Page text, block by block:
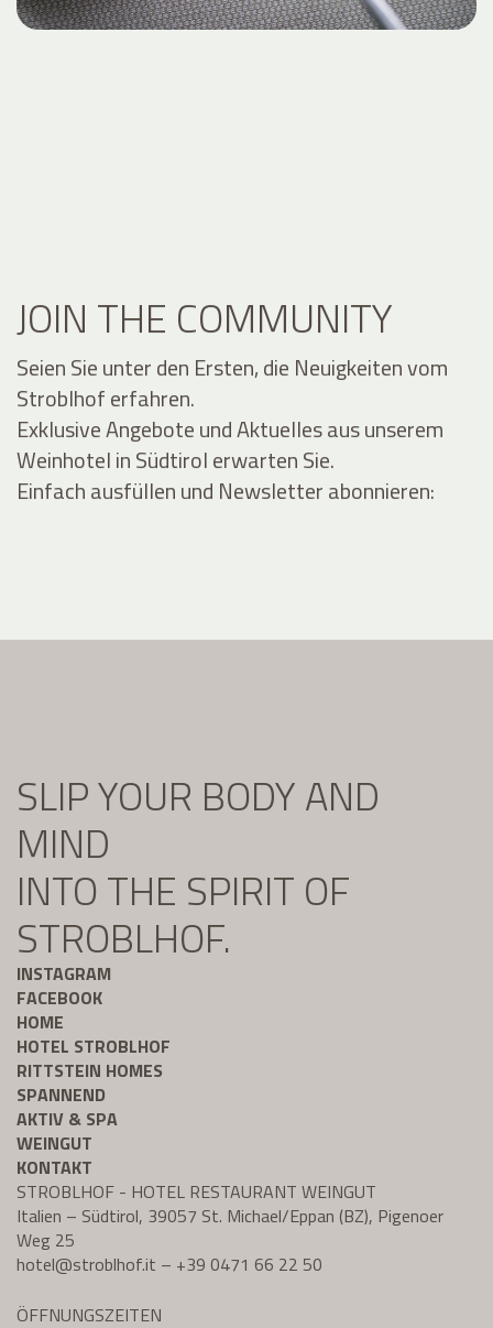
JOIN THE COMMUNITY
Seien Sie unter den Ersten, die Neuigkeiten vom
Stroblhof erfahren.
Exklusive Angebote und Aktuelles aus unserem
Weinhotel in Südtirol erwarten Sie.
Einfach ausfüllen und Newsletter abonnieren:
SLIP YOUR BODY AND
MIND
INTO THE SPIRIT OF
STROBLHOF.
INSTAGRAM
FACEBOOK
HOME
HOTEL STROBLHOF
RITTSTEIN HOMES
SPANNEND
AKTIV & SPA
WEINGUT
KONTAKT
STROBLHOF - HOTEL RESTAURANT WEINGUT
Italien – Südtirol, 39057 St. Michael/Eppan (BZ), Pigenoer
Weg 25
hotel@stroblhof.it – +39 0471 66 22 50
ÖFFNUNGSZEITEN